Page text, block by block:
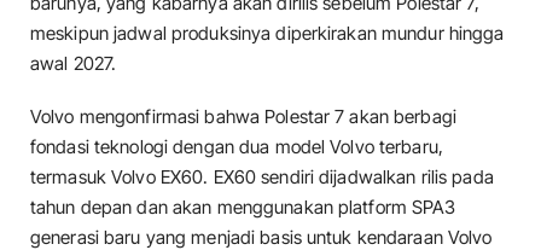
meskipun jadwal produksinya diperkirakan mundur hingga
awal 2027.
Volvo mengonfirmasi bahwa Polestar 7 akan berbagi
fondasi teknologi dengan dua model Volvo terbaru,
termasuk Volvo EX60. EX60 sendiri dijadwalkan rilis pada
tahun depan dan akan menggunakan platform SPA3
generasi baru yang menjadi basis untuk kendaraan Volvo